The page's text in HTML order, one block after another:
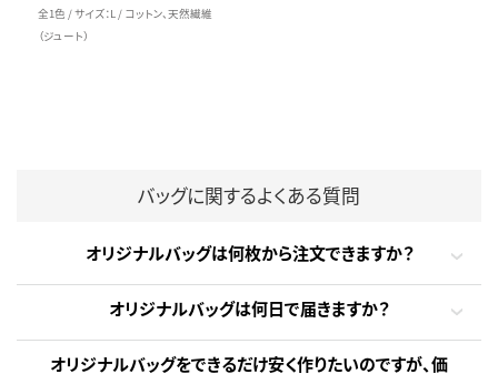
全1色 / サイズ：L / コットン、天然繊維
（ジュート）
バッグに関するよくある質問
オリジナルバッグは何枚から注文できますか？
オリジナルバッグは何日で届きますか？
オリジナルバッグをできるだけ安く作りたいのですが、価